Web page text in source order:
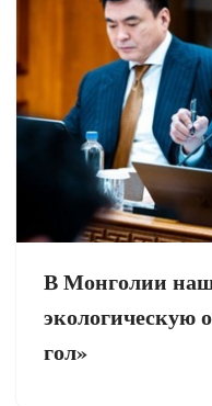
В Монголии
экологическую
гол»